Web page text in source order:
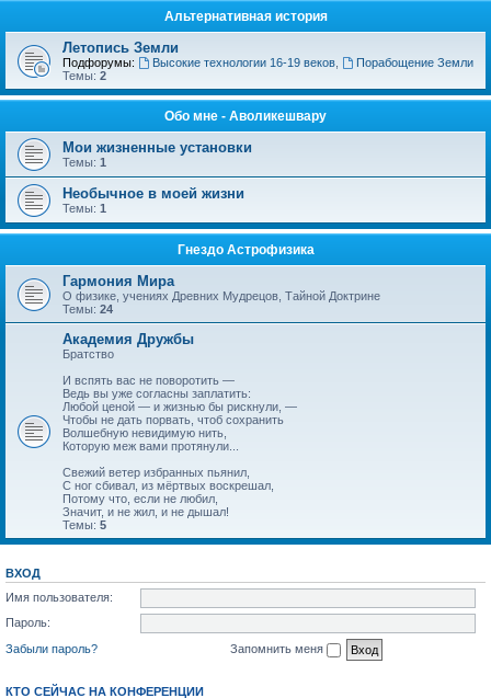
Альтернативная история
Летопись Земли
Подфорумы: Высокие технологии 16-19 веков,
Порабощение Земли
Темы: 2
Обо мне - Аволикешвару
Мои жизненные установки
Темы: 1
Необычное в моей жизни
Темы: 1
Гнездо Астрофизика
Гармония Мира
О физике, учениях Древних Мудрецов, Тайной Доктрине
Темы: 24
Академия Дружбы
Братство
И вспять вас не поворотить —
Ведь вы уже согласны заплатить:
Любой ценой — и жизнью бы рискнули, —
Чтобы не дать порвать, чтоб сохранить
Волшебную невидимую нить,
Которую меж вами протянули...
Свежий ветер избранных пьянил,
С ног сбивал, из мёртвых воскрешал,
Потому что, если не любил,
Значит, и не жил, и не дышал!
Темы: 5
ВХОД
Имя пользователя:
Пароль:
Забыли пароль?
Запомнить меня
КТО СЕЙЧАС НА КОНФЕРЕНЦИИ